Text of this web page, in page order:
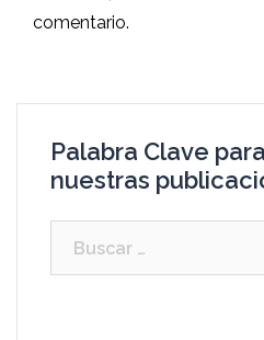
comentario.
Palabra Clave
nuestras